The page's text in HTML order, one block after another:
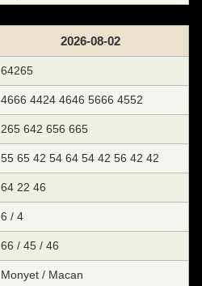
2026-08-02
64265
4666 4424 4646 5666 4552
265 642 656 665
55 65 42 54 64 54 42 56 42 42
64 22 46
6 / 4
66 / 45 / 46
Monyet / Macan